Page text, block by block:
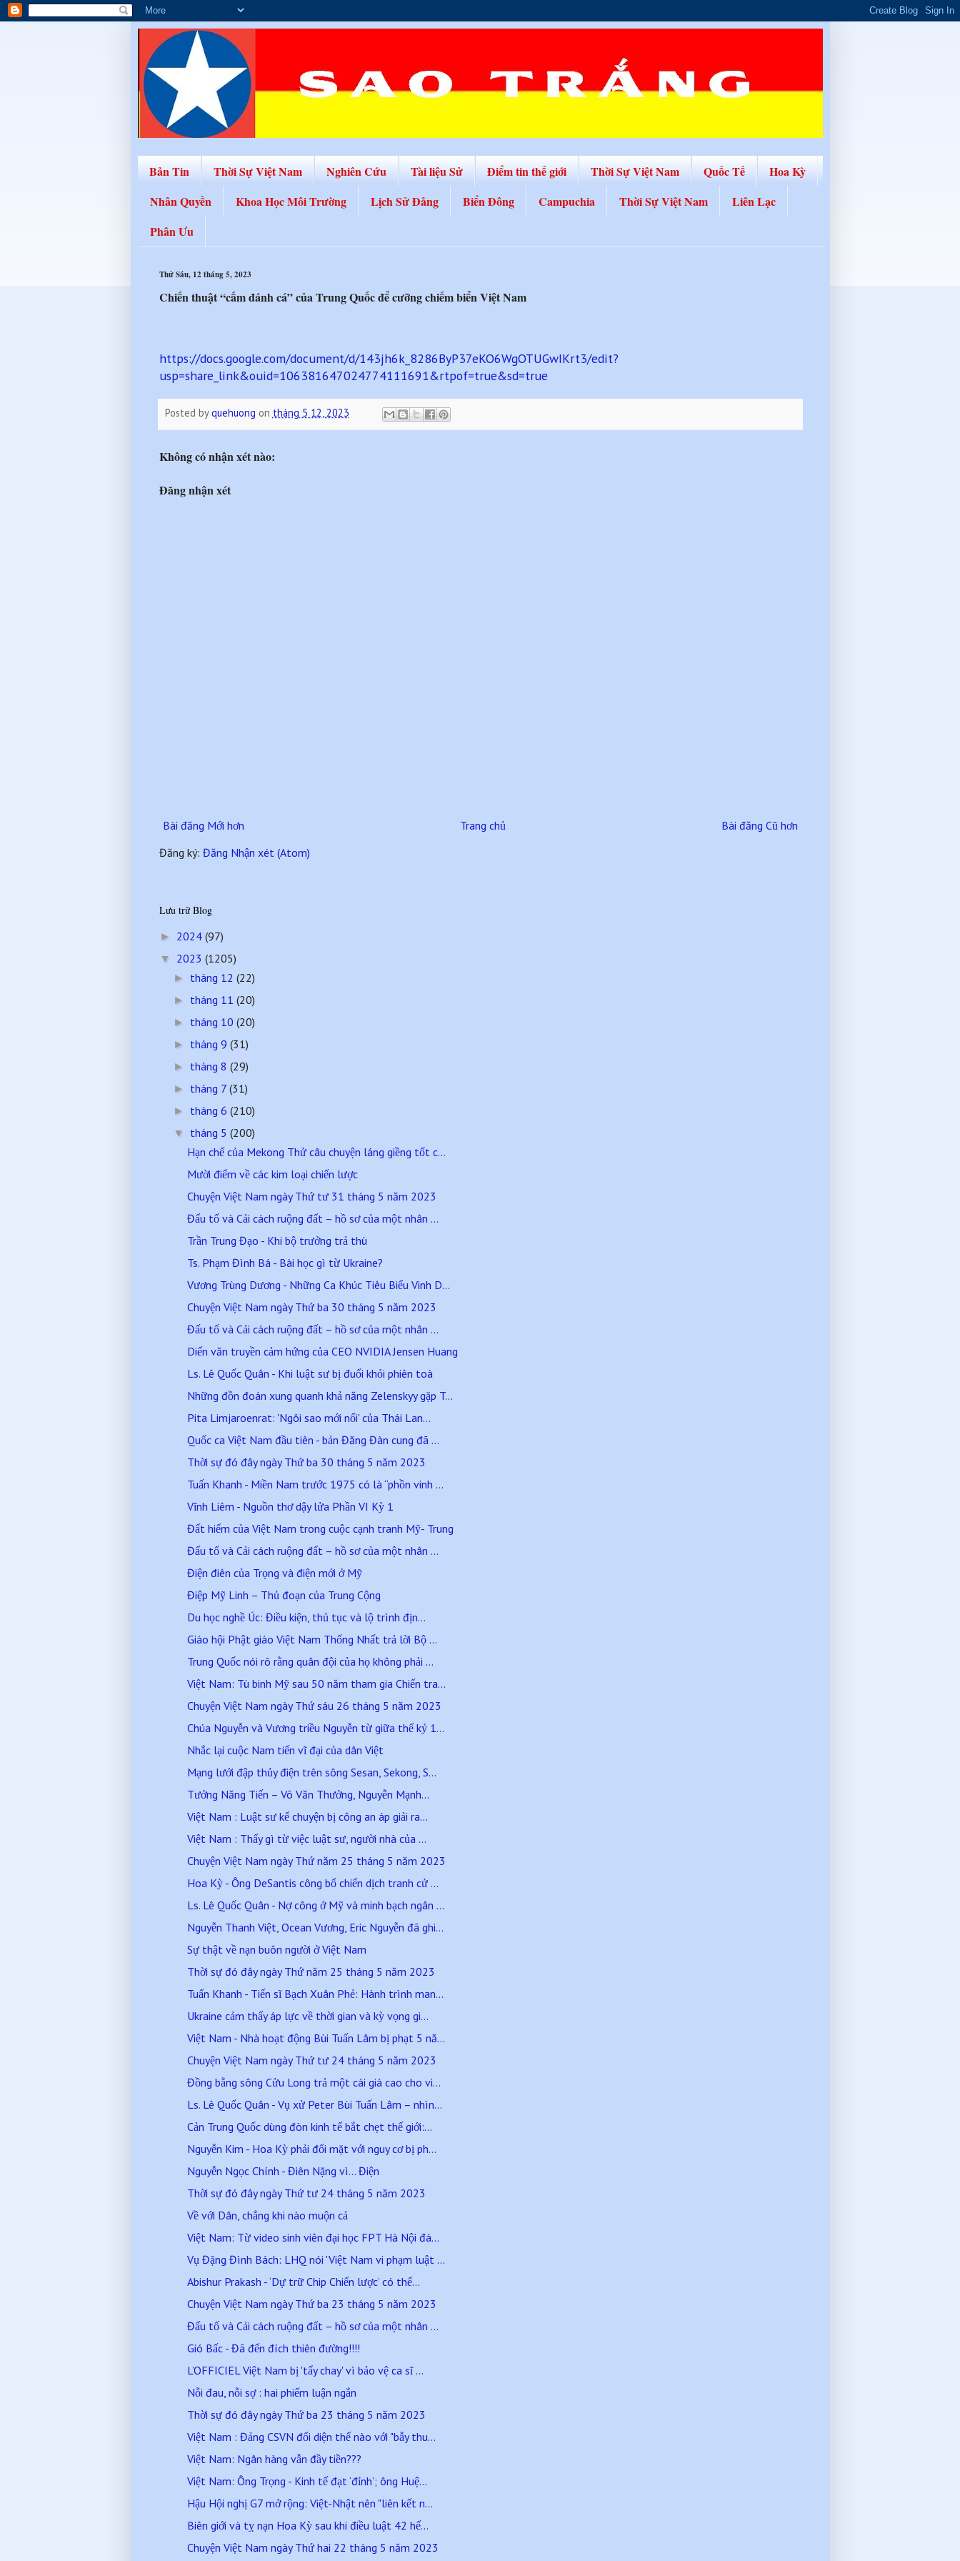
Bản Tin Thời Sự Việt Nam Nghiên Cứu Tài liệu Sử Điểm tin thế giới Thời Sự Việt Nam Quốc Tế
Hoa Kỳ
Nhân Quyền
Khoa Học Môi Trường Lịch Sử Đảng Biển Đông Campuchia Thời Sự Việt Nam
Liên Lạc
Phân Ưu
Thứ Sáu, 12 tháng 5, 2023
Chiến thuật “cấm đánh cá” của Trung Quốc để cưỡng chiếm biển Việt Nam
https://docs.google.com/document/d/143jh6k_8286ByP37eKO6WgOTUGwIKrt3/edit?
usp=share_link&ouid=106381647024774111691&rtpof=true&sd=true
Posted byquehuong on tháng 5 12, 2023
Không có nhận xét nào:
Đăng nhận xét
Bài đăng Mới hơn Bài đăng Cũ hơn
Trang chủ
Đăng ký: Đăng Nhận xét (Atom)
Lưu trữ Blog
► 2024 (97)
▼ 2023 (1205)
► tháng 12 (22)
► tháng 11 (20)
► tháng 10 (20)
► tháng 9 (31)
► tháng 8 (29)
► tháng 7 (31)
► tháng 6 (210)
▼ tháng 5 (200)
Hạn chế của Mekong Thử câu chuyện láng giềng tốt c...
Mười điểm về các kim loại chiến lược
Chuyện Việt Nam ngày Thứ tư 31 tháng 5 năm 2023
Đấu tố và Cải cách ruộng đất – hồ sơ của một nhân ...
Trần Trung Đạo - Khi bộ trưởng trả thù
Ts. Phạm Đình Bá - Bài học gì từ Ukraine?
Vương Trùng Dương - Những Ca Khúc Tiêu Biểu Vinh D...
Chuyện Việt Nam ngày Thứ ba 30 tháng 5 năm 2023
Đấu tố và Cải cách ruộng đất – hồ sơ của một nhân ...
Diến văn truyền cảm hứng của CEO NVIDIA Jensen Huang
Ls. Lê Quốc Quân - Khi luật sư bị đuổi khỏi phiên toà
Những đồn đoán xung quanh khả năng Zelenskyy gặp T...
Pita Limjaroenrat: 'Ngôi sao mới nổi' của Thái Lan...
Quốc ca Việt Nam đầu tiên - bản Đăng Đàn cung đã ...
Thời sự đó đây ngày Thứ ba 30 tháng 5 năm 2023
Tuấn Khanh - Miền Nam trước 1975 có là “phồn vinh ...
Vĩnh Liêm - Nguồn thơ dậy lửa Phần VI Kỳ 1
Đất hiếm của Việt Nam trong cuộc cạnh tranh Mỹ- Trung
Đấu tố và Cải cách ruộng đất – hồ sơ của một nhân ...
Điện điên của Trọng và điện mới ở Mỹ
Điệp Mỹ Linh – Thủ đoạn của Trung Cộng
Du học nghề Úc: Điều kiện, thủ tục và lộ trình địn...
Giáo hội Phật giáo Việt Nam Thống Nhất trả lời Bộ ...
Trung Quốc nói rõ rằng quân đội của họ không phải ...
Việt Nam: Tù binh Mỹ sau 50 năm tham gia Chiến tra...
Chuyện Việt Nam ngày Thứ sáu 26 tháng 5 năm 2023
Chúa Nguyễn và Vương triều Nguyễn từ giữa thế kỷ 1...
Nhắc lại cuộc Nam tiến vĩ đại của dân Việt
Mạng lưới đập thủy điện trên sông Sesan, Sekong, S...
Tưởng Năng Tiến – Võ Văn Thưởng, Nguyễn Mạnh...
Việt Nam : Luật sư kể chuyện bị công an áp giải ra...
Việt Nam : Thấy gì từ việc luật sư, người nhà của ...
Chuyện Việt Nam ngày Thứ năm 25 tháng 5 năm 2023
Hoa Kỳ - Ông DeSantis công bố chiến dịch tranh cử ...
Ls. Lê Quốc Quân - Nợ công ở Mỹ và minh bạch ngân ...
Nguyễn Thanh Việt, Ocean Vương, Eric Nguyễn đã ghi...
Sự thật về nạn buôn người ở Việt Nam
Thời sự đó đây ngày Thứ năm 25 tháng 5 năm 2023
Tuấn Khanh - Tiến sĩ Bạch Xuân Phẻ: Hành trình man...
Ukraine cảm thấy áp lực về thời gian và kỳ vọng gi...
Việt Nam - Nhà hoạt động Bùi Tuấn Lâm bị phạt 5 nă...
Chuyện Việt Nam ngày Thứ tư 24 tháng 5 năm 2023
Đồng bằng sông Cửu Long trả một cái giá cao cho vi...
Ls. Lê Quốc Quân - Vụ xử Peter Bùi Tuấn Lâm – nhìn...
Cản Trung Quốc dùng đòn kinh tế bắt chẹt thế giới:...
Nguyễn Kim - Hoa Kỳ phải đối mặt với nguy cơ bị ph...
Nguyễn Ngọc Chính - Điên Nặng vì… Điện
Thời sự đó đây ngày Thứ tư 24 tháng 5 năm 2023
Về với Dân, chẳng khi nào muộn cả
Việt Nam: Từ video sinh viên đại học FPT Hà Nội đá...
Vụ Đặng Đình Bách: LHQ nói 'Việt Nam vi phạm luật ...
Abishur Prakash - ‘Dự trữ Chip Chiến lược’ có thể...
Chuyện Việt Nam ngày Thứ ba 23 tháng 5 năm 2023
Đấu tố và Cải cách ruộng đất – hồ sơ của một nhân ...
Gió Bấc - Đã đến đích thiên đường!!!!
L’OFFICIEL Việt Nam bị 'tẩy chay' vì bảo vệ ca sĩ ...
Nỗi đau, nỗi sợ : hai phiếm luận ngắn
Thời sự đó đây ngày Thứ ba 23 tháng 5 năm 2023
Việt Nam : Đảng CSVN đối diện thế nào với "bẫy thu...
Việt Nam: Ngân hàng vẫn đầy tiền???
Việt Nam: Ông Trọng - Kinh tế đạt ‘đỉnh’; ông Huệ...
Hậu Hội nghị G7 mở rộng: Việt-Nhật nên "liên kết n...
Biên giới và tỵ nạn Hoa Kỳ sau khi điều luật 42 hế...
Chuyện Việt Nam ngày Thứ hai 22 tháng 5 năm 2023